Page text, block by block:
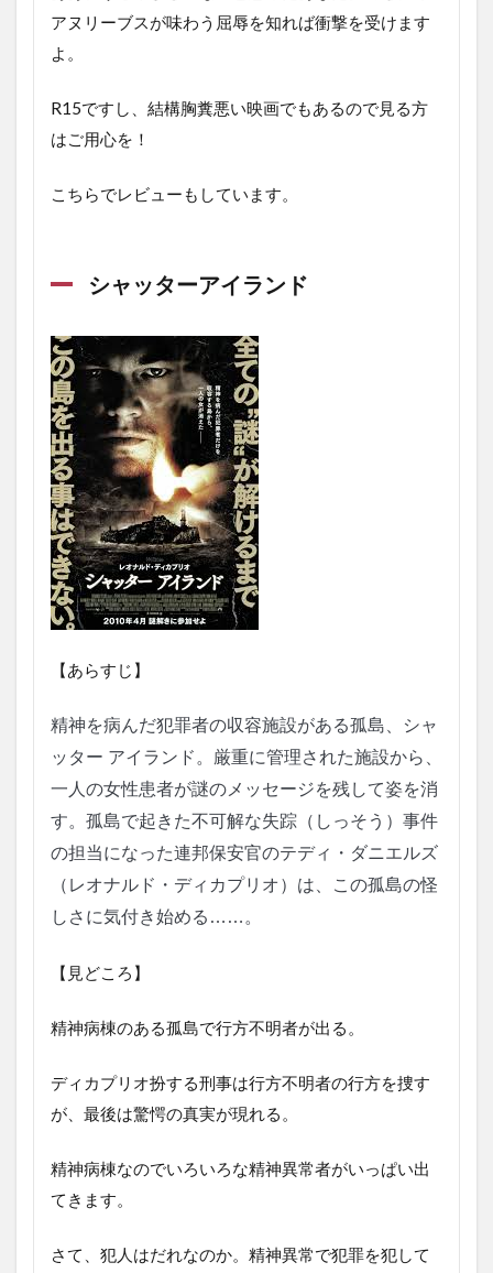
アヌリーブスが味わう屈辱を知れば衝撃を受けます
よ。
R15ですし、結構胸糞悪い映画でもあるので見る方
はご用心を！
こちらでレビューもしています。
シャッターアイランド
【あらすじ】
精神を病んだ犯罪者の収容施設がある孤島、シャ
ッター アイランド。厳重に管理された施設から、
一人の女性患者が謎のメッセージを残して姿を消
す。孤島で起きた不可解な失踪（しっそう）事件
の担当になった連邦保安官のテディ・ダニエルズ
（レオナルド・ディカプリオ）は、この孤島の怪
しさに気付き始める……。
【見どころ】
精神病棟のある孤島で行方不明者が出る。
ディカプリオ扮する刑事は行方不明者の行方を捜す
が、最後は驚愕の真実が現れる。
精神病棟なのでいろいろな精神異常者がいっぱい出
てきます。
さて、犯人はだれなのか。精神異常で犯罪を犯して